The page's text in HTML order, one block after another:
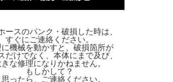
ースのパンク・破損した時は、
すぐにご連絡ください。
機械を動かすと、破損箇所が
だけでなく、本体にまで及び、
きな修理になりかねません。
もしかして？
思ったら、ご連絡ください。